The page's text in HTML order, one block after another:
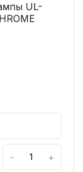
UL-
- +